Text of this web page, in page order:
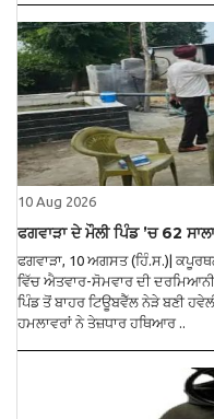
10 Aug 2026
ਫਗਵਾੜਾ ਦੇ ਮੌਲੀ ਪਿੰਡ ’ਚ 62
ਫਗਵਾੜਾ, 10 ਅਗਸਤ (ਹਿੰ.ਸ.)|
ਵਿੱਚ ਐਤਵਾਰ-ਸੋਮਵਾਰ ਦੀ
ਪਿੰਡ ਤੋਂ ਬਾਹਰ ਟਿਊਬਵੈੱਲ ਨੇੜੇ ਬਣੀ
ਹਮਲਾਵਰਾਂ ਨੇ ਤੇਜ਼ਧਾਰ ਹਥਿਆਰ ..